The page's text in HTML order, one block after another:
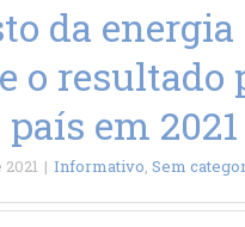
da energia
o resultado
em 2021
| Informativo, Sem